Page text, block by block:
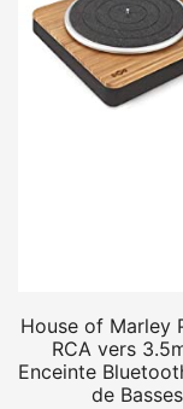
House of Marley
RCA vers
Enceinte
de